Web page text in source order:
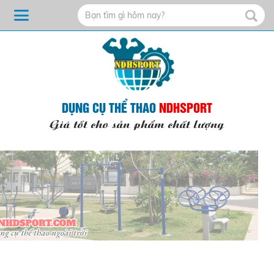
DỤNG CỤ THỂ THAONDHSPORT
Giá tốt cho sản phẩm chất lượng